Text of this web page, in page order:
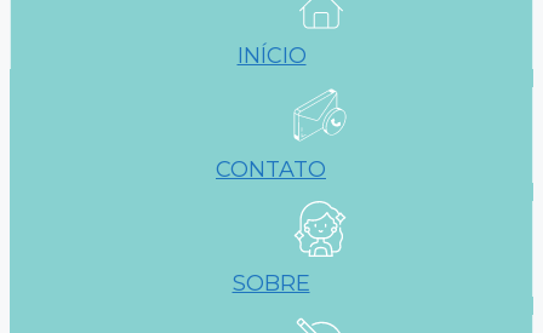
INÍCIO
CONTATO
SOBRE